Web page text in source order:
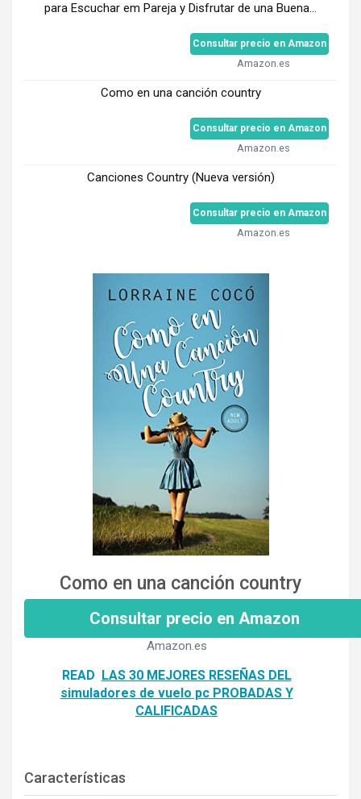
para Escuchar em Pareja y Disfrutar de una Buena...
Consultar precio en Amazon
Amazon.es
Como en una canción country
Consultar precio en Amazon
Amazon.es
Canciones Country (Nueva versión)
Consultar precio en Amazon
Amazon.es
Como en una canción country
Consultar precio en Amazon
Amazon.es
READ LAS 30 MEJORES RESEÑAS DEL
simuladores de vuelo pc PROBADAS Y
CALIFICADAS
Características